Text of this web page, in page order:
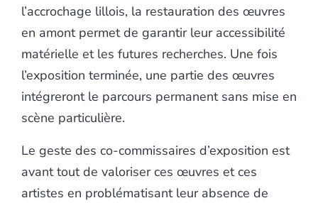
l’accrochage lillois, la restauration des œuvres
en amont permet de garantir leur accessibilité
matérielle et les futures recherches. Une fois
l’exposition terminée, une partie des œuvres
intégreront le parcours permanent sans mise en
scène particulière.
Le geste des co-commissaires d’exposition est
avant tout de valoriser ces œuvres et ces
artistes en problématisant leur absence de